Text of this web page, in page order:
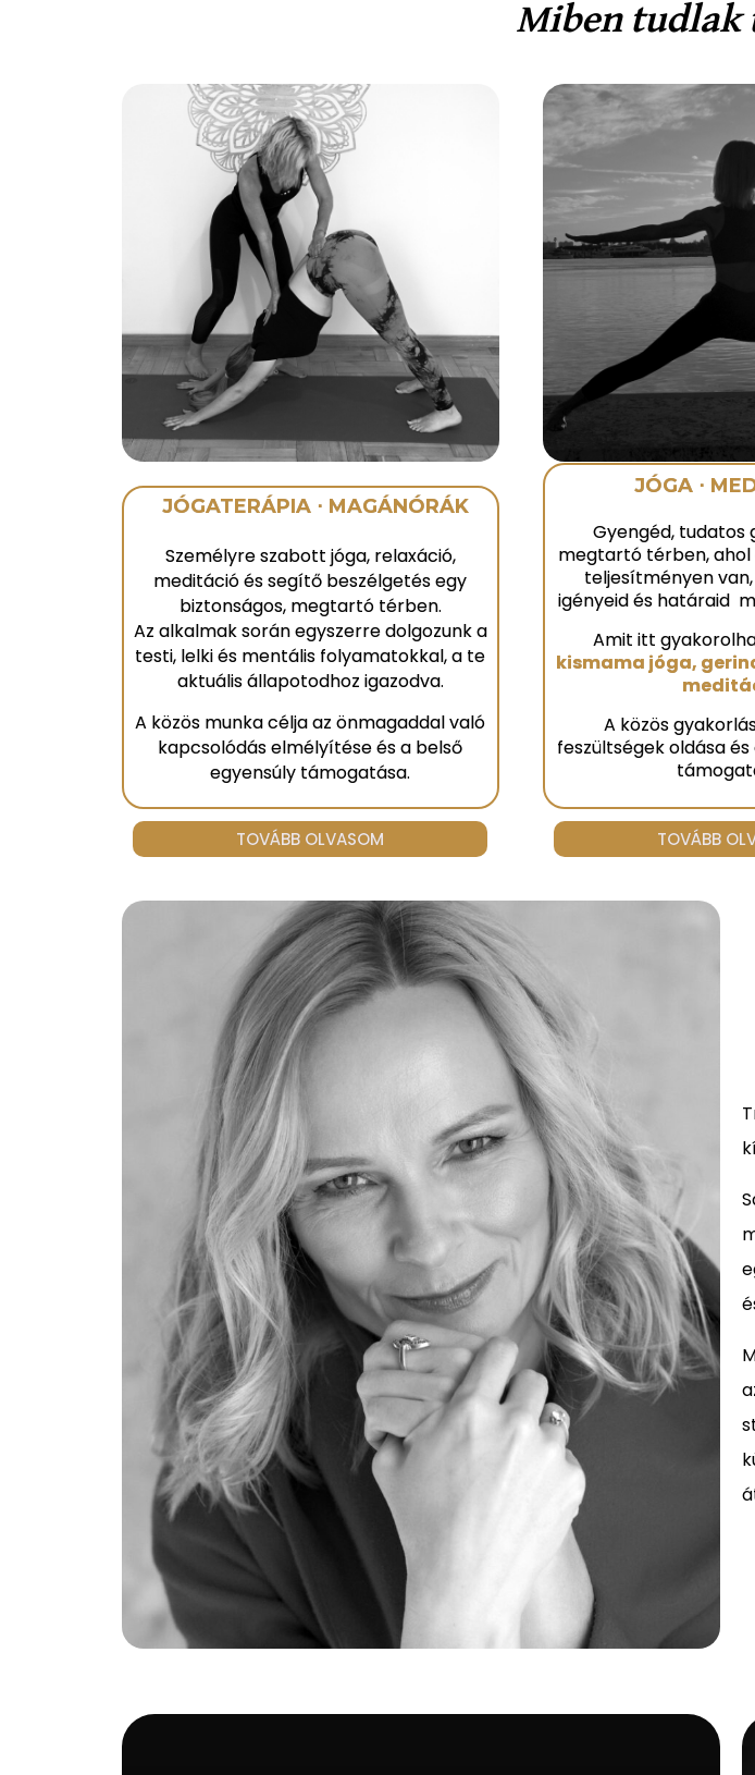
Miben tudlak
JÓGATERÁPIA ⋅ MAGÁNÓRÁK
Személyre szabott jóga, relaxáció,
meditáció és segítő beszélgetés egy
biztonságos, megtartó térben.
Az alkalmak során egyszerre dolgozunk a
testi, lelki és mentális folyamatokkal, a te
aktuális állapotodhoz igazodva.
A közös munka célja az önmagaddal való
kapcsolódás elmélyítése és a belső
egyensúly támogatása.
TOVÁBB OLVASOM
JÓGA ⋅
Gyengéd, tudatos
megtartó térben, ahol
teljesítményen
igényeid és határaid
Amit itt
kismama jóga,
A közös
feszültségek oldása
TOVÁBB